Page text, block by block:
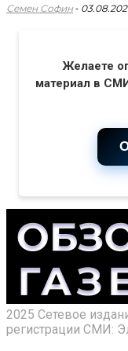
Семен Софин -
Желаете
материал в
2025 Сетевое
регистрации СМИ: